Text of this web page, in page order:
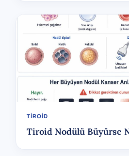
TIROID
Tiroid Nodülü Büyürse